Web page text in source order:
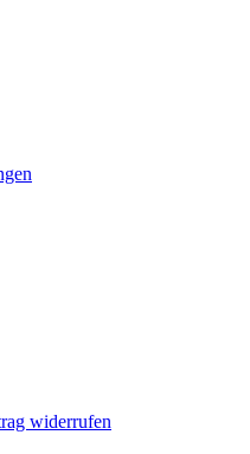
widerrufen